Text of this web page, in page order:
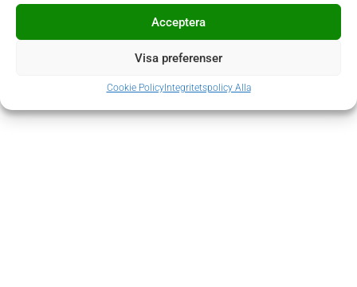
Acceptera
Visa preferenser
Cookie PolicyIntegritetspolicy Alla